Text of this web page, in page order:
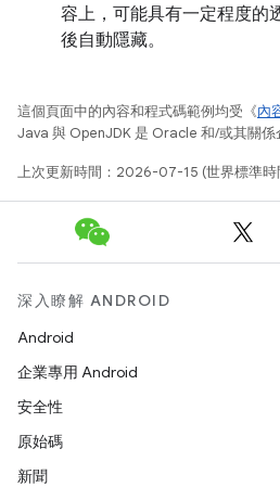
容上，可能具有一定程度的
後自動隱藏。
這個頁面中的內容和程式碼範例均受《內
Java 與 OpenJDK 是 Oracle 和/或其關係
上次更新時間：2026-07-15 (世界標準時
深入瞭解 ANDROID
Android
企業專用 Android
安全性
原始碼
新聞